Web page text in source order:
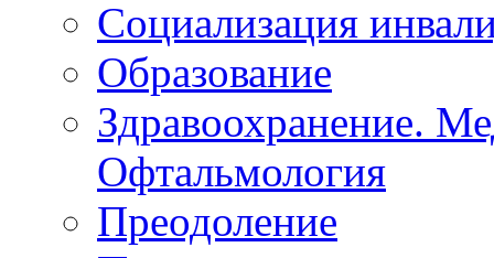
Правовые основы
Социализация
Образование
Здравоохранение.
Офтальмология